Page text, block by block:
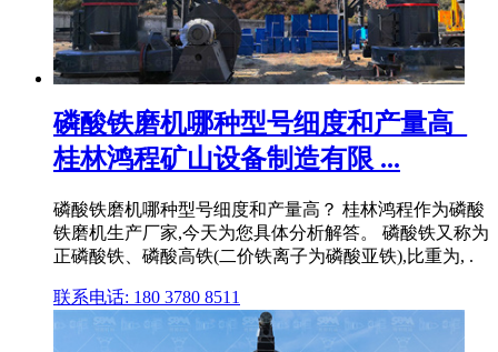
磷酸铁磨机哪种型号细度和产量高_
桂林鸿程矿山设备制造有限 ...
磷酸铁磨机哪种型号细度和产量高？ 桂林鸿程作为磷酸
铁磨机生产厂家,今天为您具体分析解答。 磷酸铁又称为
正磷酸铁、磷酸高铁(二价铁离子为磷酸亚铁),比重为, .
联系电话: 180 3780 8511